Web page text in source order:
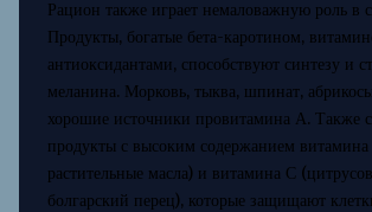
Рацион также играет немаловажную роль в
Продукты, богатые бета-каротином,
антиоксидантами, способствуют синтезу и
меланина. Морковь, тыква, шпинат,
хорошие источники провитамина А. Также
продукты с высоким содержанием витамина
растительные масла) и витамина С
болгарский перец), которые защищают